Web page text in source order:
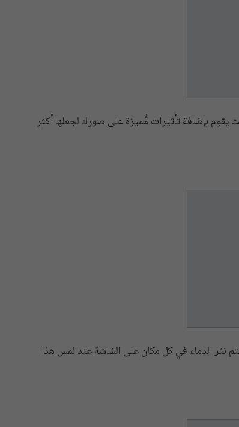
بإضافة تأثيرات مُّميزة على صورك لجعلها أكثر
نثر الدماء في كل مكان على الشاشة عند لمس هذا